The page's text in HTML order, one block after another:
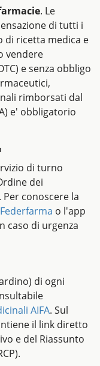
. Le
di tutti i
di ricetta medica e
vendere
e senza obbligo
rimborsati dal
e' obbligatorio
di turno
dei
conoscere la
Federfarma o l'app
caso di urgenza
di ogni
AIFA. Sul
il link diretto
e del Riassunto